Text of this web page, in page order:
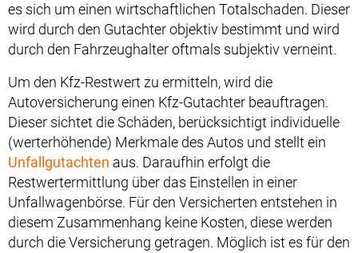
es sich um einen wirtschaftlichen Totalschaden. Dieser
wird durch den Gutachter objektiv bestimmt und wird
durch den Fahrzeughalter oftmals subjektiv verneint.
Um den Kfz-Restwert zu ermitteln, wird die
Autoversicherung einen Kfz-Gutachter beauftragen.
Dieser sichtet die Schäden, berücksichtigt individuelle
(werterhöhende) Merkmale des Autos und stellt ein
Unfallgutachten aus. Daraufhin erfolgt die
Restwertermittlung über das Einstellen in einer
Unfallwagenbörse. Für den Versicherten entstehen in
diesem Zusammenhang keine Kosten, diese werden
durch die Versicherung getragen. Möglich ist es für den